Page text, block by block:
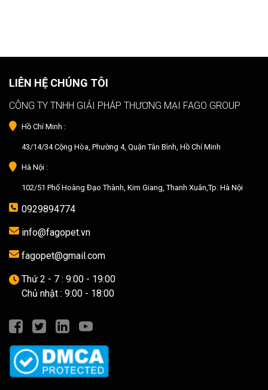
LIÊN HỆ CHÚNG TÔI
CÔNG TY TNHH GIẢI PHÁP THƯƠNG MẠI FAGO GROUP
Hồ Chí Minh :
43/14/34 Cộng Hòa, Phường 4, Quận Tân Bình, Hồ Chí Minh
Hà Nội :
102/51 Phố Hoàng Đạo Thành, Kim Giang, Thanh Xuân,Tp. Hà Nội
0929894774
info@fagopet.vn
fagopet@gmail.com
Thứ 2 - 7 : 9:00 - 19:00
Chủ nhật : 9:00 - 18:00